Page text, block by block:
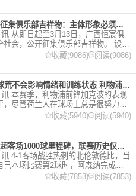
持全勤，出战37场比赛，狂轰45
2广西恒宸公开征集俱乐部吉祥物：主体形象必须为龙
从即日起至3月13日，广西恒宸俱
社会，公开征集俱乐部吉祥物。 设计
：必须为龙。龙，是中华民族的精神
收藏(9086) 阅读(9086)
2加克波：7场球荒不会影响情绪和训练状态 利物浦如今已不容有失
本赛季，利物浦前锋加克波的表现
，尽管荷兰人在球场上总是很努力。
采访时，他谈论了诸多话题。 关于球
的看法 这是一个很好的问题。这个
收藏(5940) 阅读(5940)
2阿森纳达成英超客场1000球里程碑，联赛历史仅次于曼联的1063球
4-1客场战胜热刺的北伦敦德比，当
本场比赛第2球时，阿森纳完成了
就，枪手成为英超历史第2支在客场
队，仅次于曼联的1063球。阿森纳
收藏(7853) 阅读(7853)